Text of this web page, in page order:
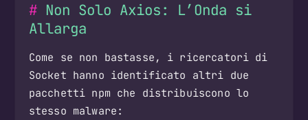
Non Solo Axios: L’Onda si
Allarga
Come se non bastasse, i ricercatori di
Socket hanno identificato altri due
pacchetti npm che distribuiscono lo
stesso malware: